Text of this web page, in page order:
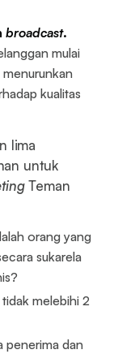
broadcast.
mulai
kualitas
lima
untuk
Teman
orang yang
sukarela
melebihi 2
penerima dan